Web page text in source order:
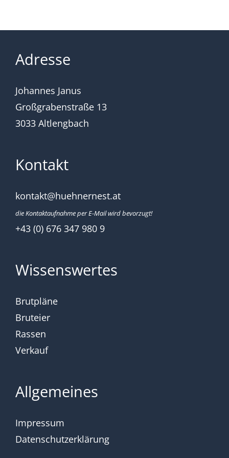
Adresse
Johannes Janus
Großgrabenstraße 13
3033 Altlengbach
Kontakt
kontakt@huehnernest.at
die Kontaktaufnahme per E-Mail wird bevorzugt!
+43 (0) 676 347 980 9
Wissenswertes
Brutpläne
Bruteier
Rassen
Verkauf
Allgemeines
Impressum
Datenschutzerklärung